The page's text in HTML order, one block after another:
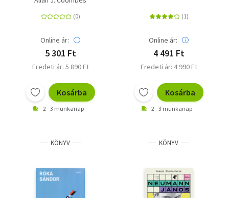
Online ár:
5 301 Ft
Eredeti ár: 5 890 Ft
Kosárba
2 - 3 munkanap
Online ár:
4 491 Ft
Eredeti ár: 4 990 Ft
Kosárba
2 - 3 munkanap
KÖNYV KÖNYV